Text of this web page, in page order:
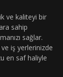
ve kaliteyi bir
sahip
sağlar.
iş yerlerinizde
en saf haliyle